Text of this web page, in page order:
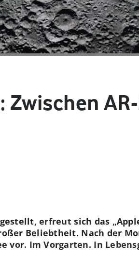
Zwischen
erfreut sich das
Beliebtheit. Nach der
vor. Im Vorgarten. In